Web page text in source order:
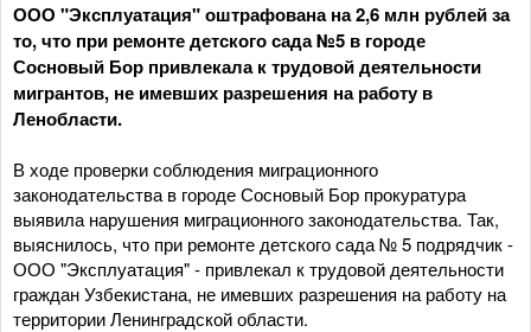
ООО "Эксплуатация" оштрафована на 2,6 млн рублей за
то, что при ремонте детского сада №5 в городе
Сосновый Бор привлекала к трудовой деятельности
мигрантов, не имевших разрешения на работу в
Ленобласти.
В ходе проверки соблюдения миграционного
законодательства в городе Сосновый Бор прокуратура
выявила нарушения миграционного законодательства. Так,
выяснилось, что при ремонте детского сада № 5 подрядчик -
ООО "Эксплуатация" - привлекал к трудовой деятельности
граждан Узбекистана, не имевших разрешения на работу на
территории Ленинградской области.